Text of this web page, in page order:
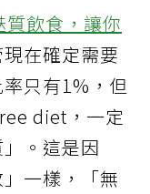
質飲食，讓你
在確定需要
只有1%，但
diet，一定
。這是因
一樣，「無